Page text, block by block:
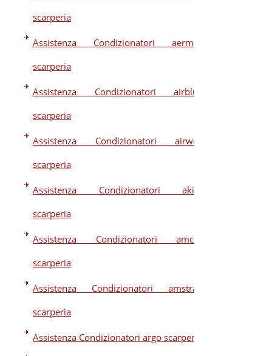
scarperia
Assistenza Condizionatori aermec
scarperia
Assistenza Condizionatori airblue
scarperia
Assistenza Condizionatori airwell
scarperia
Assistenza Condizionatori akira
scarperia
Assistenza Condizionatori amcor
scarperia
Assistenza Condizionatori amstrad
scarperia
Assistenza Condizionatori argo scarperia